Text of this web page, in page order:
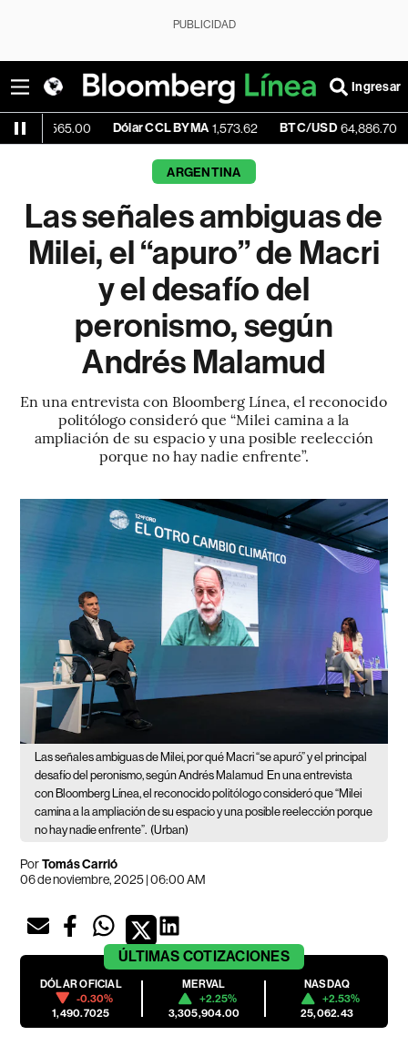
PUBLICIDAD
Ingresar
Dólar CCL BYMA 1,573.62 BTC/USD 64,886.70
ARGENTINA
Las señales ambiguas de
Milei, el “apuro” de Macri
y el desafío del
peronismo, según
Andrés Malamud
En una entrevista con Bloomberg Línea, el reconocido
politólogo consideró que “Milei camina a la
ampliación de su espacio y una posible reelección
porque no hay nadie enfrente”.
Las señales ambiguas de Milei, por qué Macri “se apuró” y el principal
desafío del peronismo, según Andrés Malamud En una entrevista
con Bloomberg Línea, el reconocido politólogo consideró que “Milei
camina a la ampliación de su espacio y una posible reelección porque
no hay nadie enfrente”. (Urban)
PorTomás Carrió
06 de noviembre, 2025 | 06:00 AM
ÚLTIMAS COTIZACIONES
DÓLAR OFICIAL
-0.30%
1,490.7025
MERVAL
+2.25%
3,305,904.00
NASDAQ
+2.53%
25,062.43